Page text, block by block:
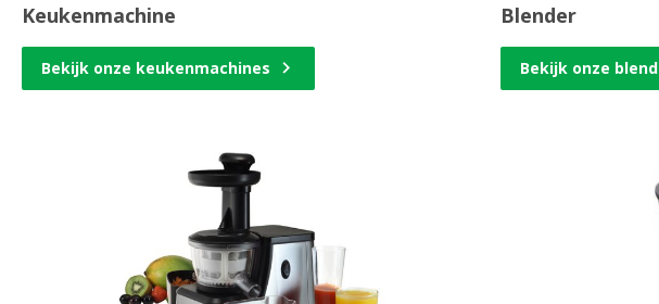
Keukenmachine
Bekijk onze keukenmachines
Blender
Bekijk onze